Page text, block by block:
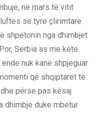
në mars të vitit
së tyre çlirimtare
shpëtonin nga dhimbjet
Serbia as me këtë
nuk kanë shpjeguar
që shqiptarët të
përse pas kësaj
dhimbje duke mbetur